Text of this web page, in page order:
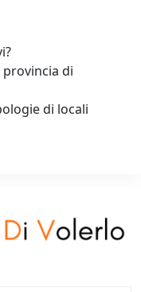
provincia di
di locali